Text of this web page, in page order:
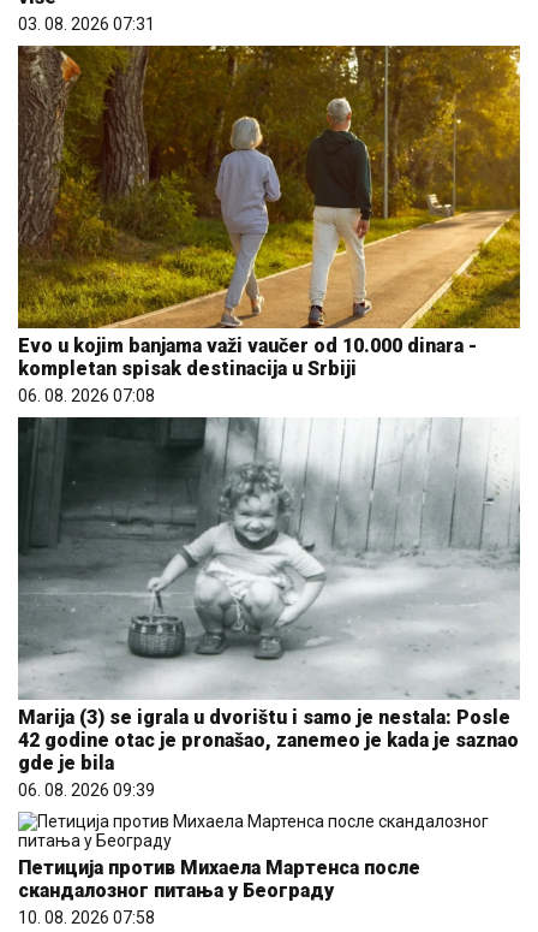
03. 08. 2026 07:31
Evo u kojim banjama važi vaučer od 10.000 dinara -
kompletan spisak destinacija u Srbiji
06. 08. 2026 07:08
Marija (3) se igrala u dvorištu i samo je nestala: Posle
42 godine otac je pronašao, zanemeo je kada je saznao
gde je bila
06. 08. 2026 09:39
Петиција против Михаела Мартенса после
скандалозног питања у Београду
10. 08. 2026 07:58